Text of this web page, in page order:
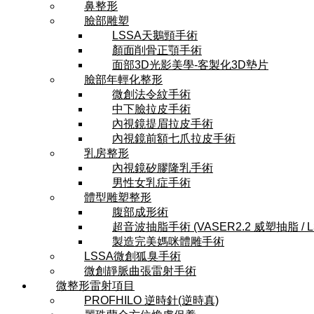
鼻整形
臉部雕塑
LSSA天鵝頸手術
顏面削骨正顎手術
面部3D光影美學-客製化3D墊片
臉部年輕化整形
微創法令紋手術
中下臉拉皮手術
內視鏡提眉拉皮手術
內視鏡前額七爪拉皮手術
乳房整形
內視鏡矽膠隆乳手術
男性女乳症手術
體型雕塑整形
腹部成形術
超音波抽脂手術 (VASER2.2 威塑抽脂 /
製造完美媽咪體雕手術
LSSA微創狐臭手術
微創靜脈曲張雷射手術
微整形雷射項目
PROFHILO 逆時針(逆時真)